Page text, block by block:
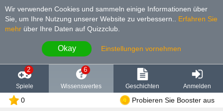
Wir verwenden Cookies und sammeln einige Informationen über
Sie, um Ihre Nutzung unserer Website zu verbessern.
Erfahren Sie
mehr über Ihre Daten auf Quizzclub.
Okay Einstellungen vornehmen
2
Spiele
6
Wissenswertes Geschichten Anmelden
0 Probieren Sie Booster aus